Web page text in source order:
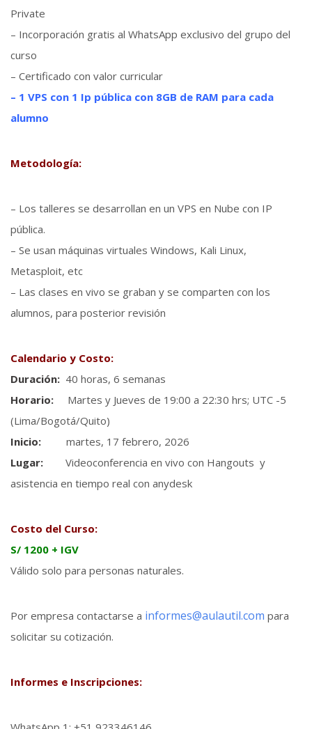
Private
– Incorporación gratis al WhatsApp exclusivo del grupo del
curso
– Certificado con valor curricular
– 1 VPS con 1 Ip pública con 8GB de RAM para cada
alumno
Metodología:
– Los talleres se desarrollan en un VPS en Nube con IP
pública.
– Se usan máquinas virtuales Windows, Kali Linux,
Metasploit, etc
– Las clases en vivo se graban y se comparten con los
alumnos, para posterior revisión
Calendario y Costo:
Duración: 40 horas, 6 semanas
Horario:
Martes y Jueves de 19:00 a 22:30 hrs; UTC -5
(Lima/Bogotá/Quito)
Inicio:
martes, 17 febrero, 2026
Lugar: Videoconferencia en vivo con Hangouts y
asistencia en tiempo real con anydesk
Costo del Curso:
S/ 1200 + IGV
Válido solo para personas naturales.
Por empresa contactarse a informes@aulautil.com para
solicitar su cotización.
Informes e Inscripciones: